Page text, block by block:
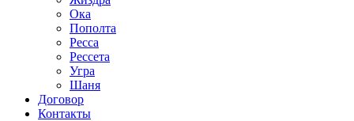
Ока
Пополта
Ресса
Рессета
Угра
Шаня
Договор
Контакты